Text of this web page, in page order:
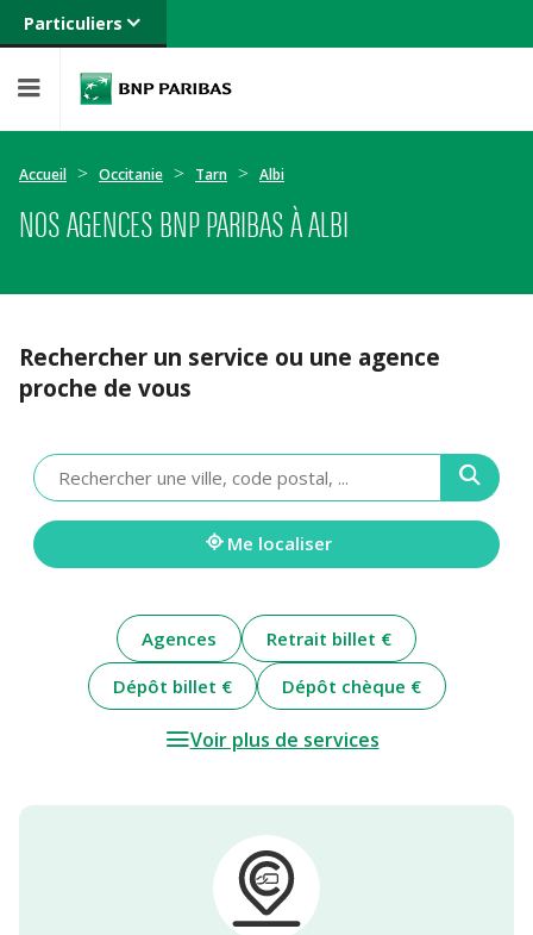
Particuliers
Banque privée
Entreprises
Accueil Occitanie Tarn Albi
NOS AGENCES BNP PARIBAS À ALBI
Rechercher un service ou une agence
proche de vous
Veuillez
renseigner
une
adresse
Me localiser
Agences
Retrait billet €
Dépôt billet €
Dépôt chèque €
Voir plus de services